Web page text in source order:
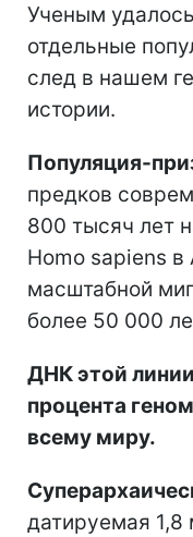
Ученым
отдельные
след в нашем
истории.
Популяция-
предков
800 тысяч лет
Homo sapiens
масштабной
более 50 000
ДНК этой
процента
всему миру.
датируемая 1,8